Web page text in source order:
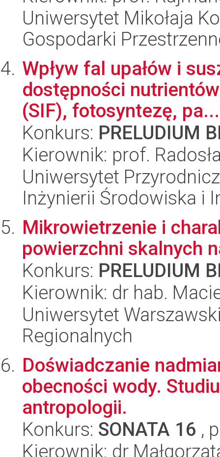
Uniwersytet Mikołaja
Gospodarki
Wpływ fal upałów i
dostępności
(SIF), fotosyntezę, pa...
Konkurs: PRELUDIUM
Kierownik: prof.
Uniwersytet
Inżynierii Środowiska i
Mikrowietrzenie i
powierzchni skalnych
Konkurs: PRELUDIUM
Kierownik: dr hab.
Uniwersytet
Regionalnych
Doświadczanie
obecności wody.
antropologii.
Konkurs: SONATA 16 ,
Kierownik: dr